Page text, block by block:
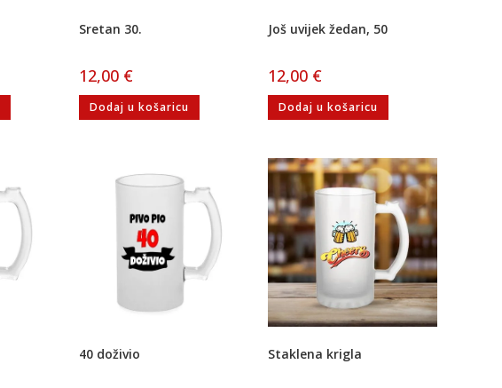
Sretan 30.
12,00 €
Dodaj u košaricu
Još uvijek žedan, 50
12,00 €
Dodaj u košaricu
40 doživio Staklena krigla